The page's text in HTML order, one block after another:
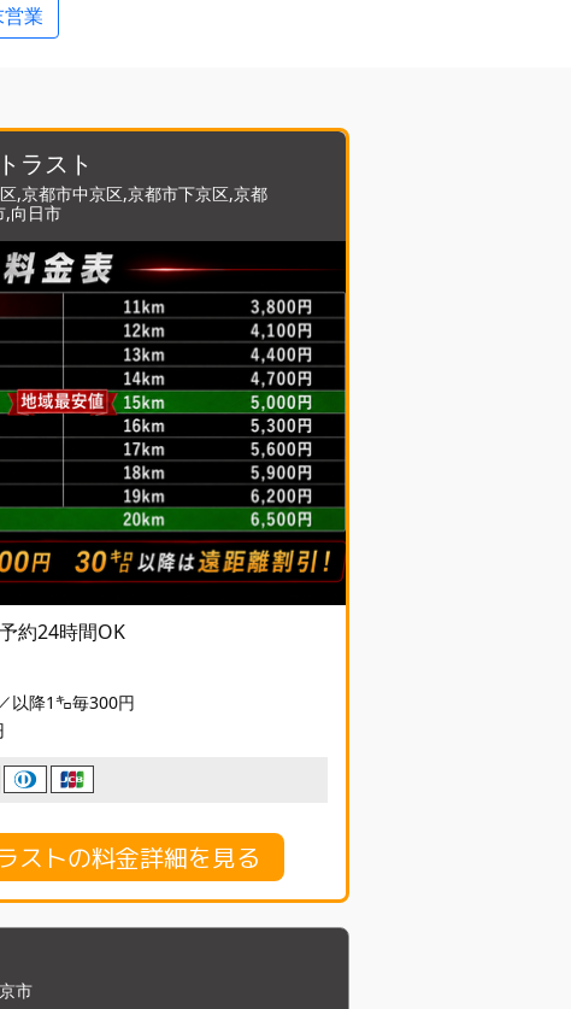
業
ラスト
,京都市中京区,京都市下京区,京都
,向日市
約24時間OK
以降1㌔毎300円
ストの料金詳細を見る
市